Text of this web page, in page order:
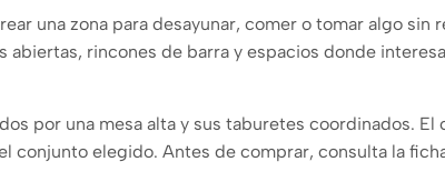
una zona para desayunar, comer o tomar algo
rincones de barra y espacios donde
por una mesa alta y sus taburetes coordinados.
conjunto elegido. Antes de comprar, consulta la